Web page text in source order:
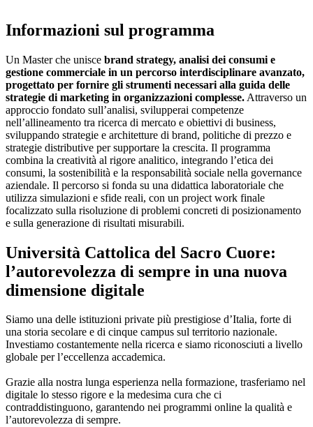
Informazioni sul programma
Un Master che unisce brand strategy, analisi dei consumi e
gestione commerciale in un percorso interdisciplinare avanzato,
progettato per fornire gli strumenti necessari alla guida delle
strategie di marketing in organizzazioni complesse. Attraverso un
approccio fondato sull’analisi, svilupperai competenze
nell’allineamento tra ricerca di mercato e obiettivi di business,
sviluppando strategie e architetture di brand, politiche di prezzo e
strategie distributive per supportare la crescita. Il programma
combina la creatività al rigore analitico, integrando l’etica dei
consumi, la sostenibilità e la responsabilità sociale nella governance
aziendale. Il percorso si fonda su una didattica laboratoriale che
utilizza simulazioni e sfide reali, con un project work finale
focalizzato sulla risoluzione di problemi concreti di posizionamento
e sulla generazione di risultati misurabili.
Università Cattolica del Sacro Cuore:
l’autorevolezza di sempre in una nuova
dimensione digitale
Siamo una delle istituzioni private più prestigiose d’Italia, forte di
una storia secolare e di cinque campus sul territorio nazionale.
Investiamo costantemente nella ricerca e siamo riconosciuti a livello
globale per l’eccellenza accademica.
Grazie alla nostra lunga esperienza nella formazione, trasferiamo nel
digitale lo stesso rigore e la medesima cura che ci
contraddistinguono, garantendo nei programmi online la qualità e
l’autorevolezza di sempre.